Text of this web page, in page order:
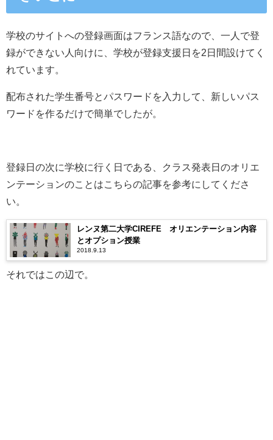
学校のサイトへの登録画面はフランス語なので、一人で登
録ができない人向けに、学校が登録支援日を2日間設けてく
れています。
配布された学生番号とパスワードを入力して、新しいパス
ワードを作るだけで簡単でしたが。
登録日の次に学校に行く日である、クラス発表日のオリエ
ンテーションのことはこちらの記事を参考にしてくださ
い。
レンヌ第二大学CIREFE オリエンテーション内容
とオプション授業
2018.9.13
それではこの辺で。